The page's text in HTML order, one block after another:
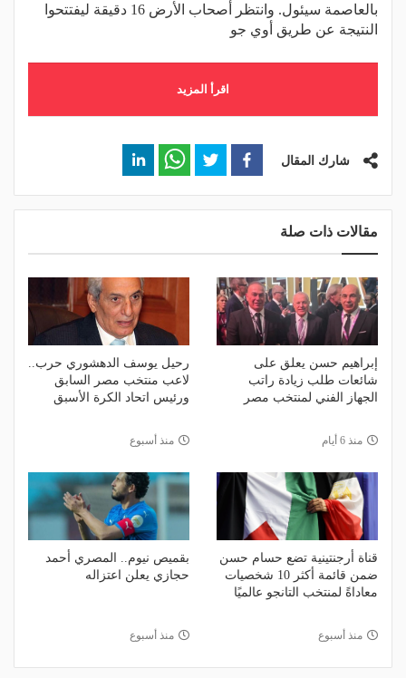
بالعاصمة سيئول. وانتظر أصحاب الأرض 16 دقيقة ليفتتحوا
النتيجة عن طريق أوي جو
اقرأ المزيد
شارك المقال
مقالات ذات صلة
إبراهيم حسن يعلق على
شائعات طلب زيادة راتب
الجهاز الفني لمنتخب مصر
منذ 6 أيام
رحيل يوسف الدهشوري حرب..
لاعب منتخب مصر السابق
ورئيس اتحاد الكرة الأسبق
منذ أسبوع
قناة أرجنتينية تضع حسام حسن
ضمن قائمة أكثر 10 شخصيات
معاداةً لمنتخب التانجو عالميًا
منذ أسبوع
بقميص نيوم.. المصري أحمد
حجازي يعلن اعتزاله
منذ أسبوع